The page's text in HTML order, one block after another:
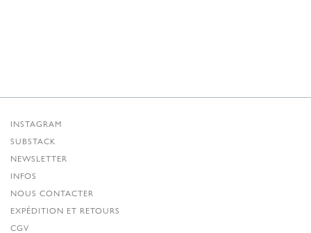
INSTAGRAM
SUBSTACK
NEWSLETTER
INFOS
NOUS CONTACTER
EXPÉDITION ET RETOURS
CGV